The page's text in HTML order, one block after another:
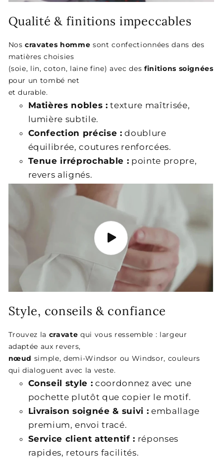
Qualité & finitions impeccables
Noscravates homme sont confectionnées dans des
matières choisies
(soie, lin, coton, laine fine) avec des finitions soignées
pour un tombé net
et durable.
Matières nobles : texture maîtrisée,
lumière subtile.
Confection précise : doublure
équilibrée, coutures renforcées.
Tenue irréprochable : pointe propre,
revers alignés.
Style, conseils & confiance
Trouvez la cravate qui vous ressemble : largeur
adaptée aux revers,
nœud simple, demi-Windsor ou Windsor, couleurs
qui dialoguent avec la veste.
Conseil style : coordonnez avec une
pochette plutôt que copier le motif.
Livraison soignée & suivi : emballage
premium, envoi tracé.
Service client attentif : réponses
rapides, retours facilités.